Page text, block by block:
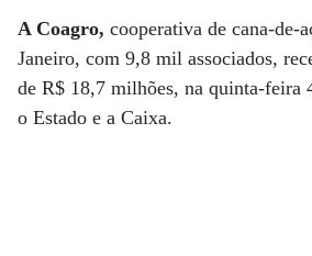
A Coagro, cooperativa de cana-de-
Janeiro, com 9,8 mil associados,
de R$ 18,7 milhões, na quinta-feira
o Estado e a Caixa.